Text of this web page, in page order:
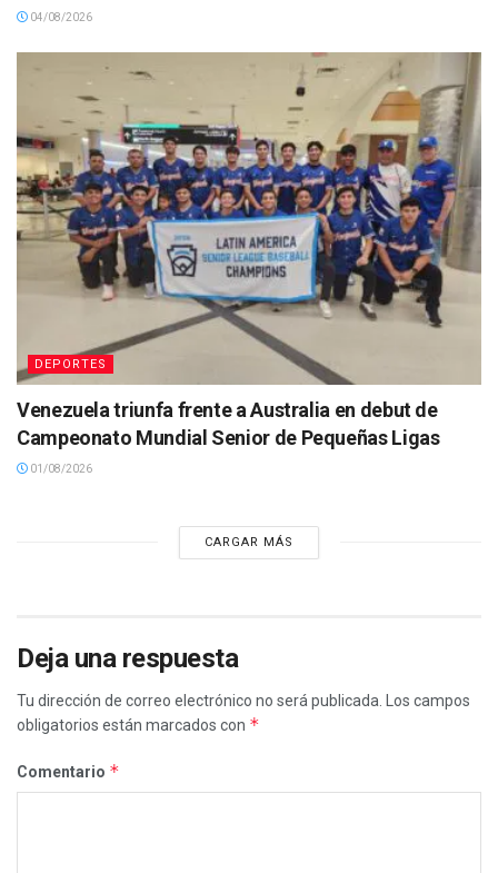
04/08/2026
DEPORTES
Venezuela triunfa frente a Australia en debut de
Campeonato Mundial Senior de Pequeñas Ligas
01/08/2026
CARGAR MÁS
Deja una respuesta
Tu dirección de correo electrónico no será publicada.
Los campos
obligatorios están marcados con *
Comentario *